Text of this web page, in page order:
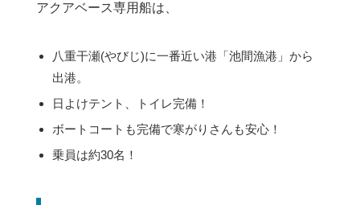
アクアベース専用船は、
八重干瀬(やびじ)に一番近い港「池間漁港」から
出港。
日よけテント、トイレ完備！
ボートコートも完備で寒がりさんも安心！
乗員は約30名！